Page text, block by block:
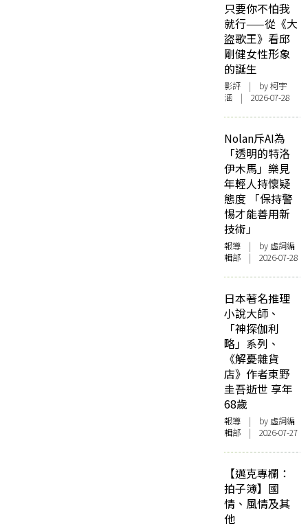
只要你不怕我
就行——從《大
盜歌王》看邱
剛健女性形象
的誕生
影評 | by 柯宇
涵 | 2026-07-28
Nolan斥AI為
「透明的特洛
伊木馬」樂見
年輕人持懷疑
態度 「保持警
惕才能善用新
技術」
報導 | by 虛詞編
輯部 | 2026-07-28
日本著名推理
小說大師、
「神探伽利
略」系列、
《解憂雜貨
店》作者東野
圭吾逝世 享年
68歲
報導 | by 虛詞編
輯部 | 2026-07-27
【邁克專欄：
拍子簿】國
情、風情及其
他